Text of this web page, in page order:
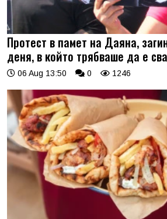
Протест в памет на Даяна,
деня, в който трябваше да е
06 Aug 13:50 0 1246